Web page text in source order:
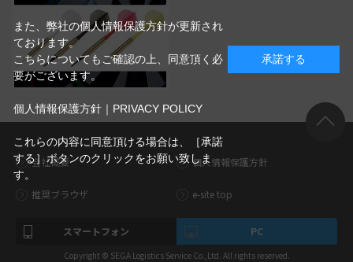
会社概要 個人情報保護方針
推奨ブラウザ e-site top
スマートフォン PC
Copyright © SEGA Logistics Service Co.,Ltd. All rights reserved.
また、弊社の個人情報保護方針が更新され
ております。
こちらについてもご確認の上、同意頂く必
要がございます。
個人情報保護方針｜PRIVACY POLICY
これらの内容に同意頂ける場合は、［承諾
する］ボタンのクリックをお願い致しま
す。
承諾する